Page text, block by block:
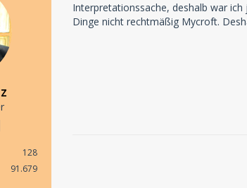
128
91.679
Interpretationssache, deshalb war
Dinge nicht rechtmäßig Mycroft.